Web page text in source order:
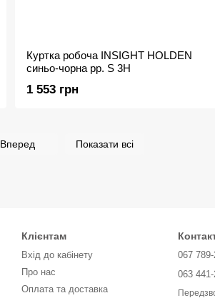
Куртка робоча INSIGHT HOLDEN
синьо-чорна рр. S 3H
1 553 грн
Вперед Показати всі
Клієнтам
Вхід до кабінету
Про нас
Оплата та доставка
067
063